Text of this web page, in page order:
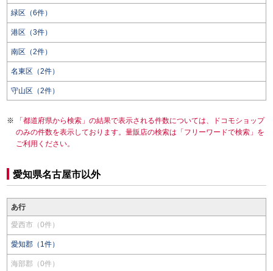
緑区（6件）
港区（3件）
南区（2件）
名東区（2件）
守山区（2件）
「都道府県から検索」の結果で表示される件数については、ドコモショップ
のみの件数を表示しております。量販店の検索は「フリーワードで検索」を
ご利用ください。
愛知県名古屋市以外
あ行
愛西市（0件）
愛知郡（1件）
海部郡（0件）